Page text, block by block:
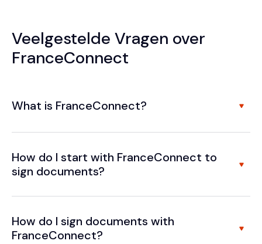
Veelgestelde Vragen over
FranceConnect
What is FranceConnect?
How do I start with FranceConnect to
sign documents?
How do I sign documents with
FranceConnect?